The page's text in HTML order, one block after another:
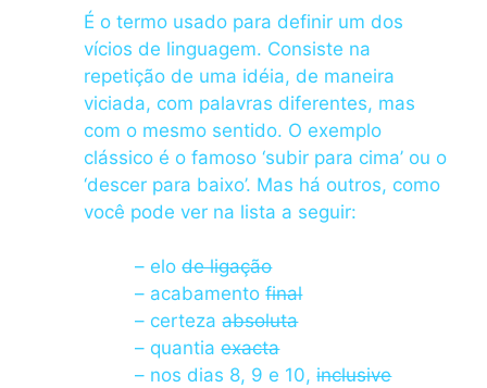
É o termo usado para definir um dos
vícios de linguagem. Consiste na
repetição de uma idéia, de maneira
viciada, com palavras diferentes, mas
com o mesmo sentido. O exemplo
clássico é o famoso ‘subir para cima’ ou o
‘descer para baixo’. Mas há outros, como
você pode ver na lista a seguir:
– elode ligação
– acabamentofinal
– certezaabsoluta
– quantiaexacta
– nos dias 8, 9 e 10,inclusive